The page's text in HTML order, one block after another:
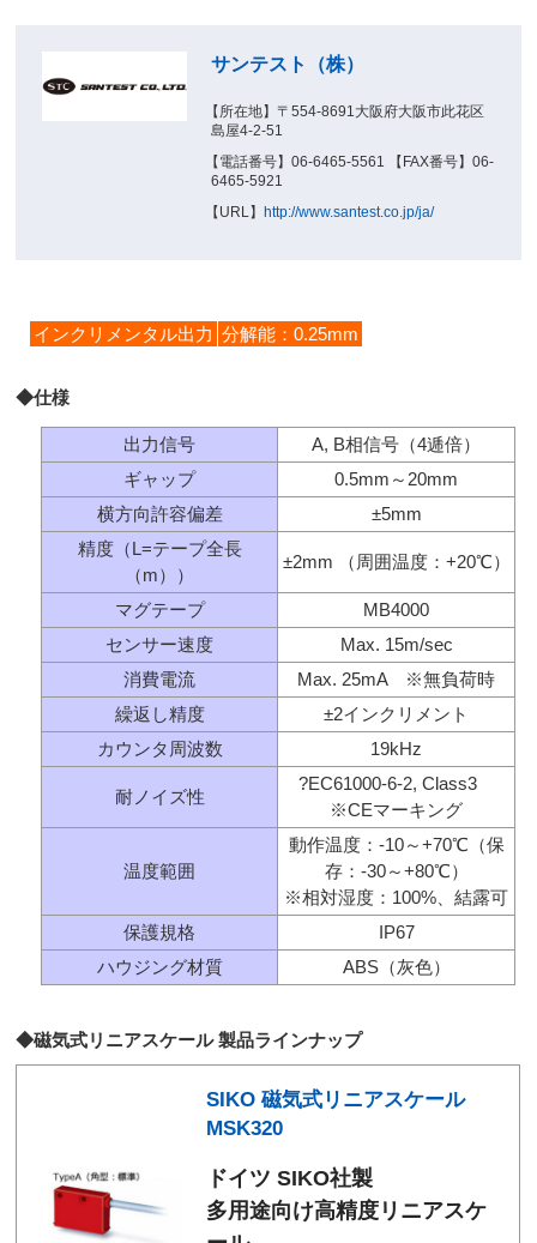
サンテスト（株）
【所在地】〒554-8691大阪府大阪市此花区
島屋4-2-51
【電話番号】06-6465-5561 【FAX番号】06-
6465-5921
【URL】
http://www.santest.co.jp/ja/
インクリメンタル出力 分解能：0.25mm
◆仕様
出力信号
A, B相信号（4逓倍）
ギャップ
0.5mm～20mm
横方向許容偏差
±5mm
精度（L=テープ全長
（m））
±2mm （周囲温度：+20℃）
マグテープ
MB4000
センサー速度
Max. 15m/sec
消費電流
Max. 25mA ※無負荷時
繰返し精度
±2インクリメント
カウンタ周波数
19kHz
耐ノイズ性
?EC61000-6-2, Class3
※CEマーキング
温度範囲
動作温度：-10～+70℃（保
存：-30～+80℃）
※相対湿度：100%、結露可
保護規格
IP67
ハウジング材質
ABS（灰色）
◆磁気式リニアスケール 製品ラインナップ
SIKO 磁気式リニアスケール
MSK320
ドイツ SIKO社製
多用途向け高精度リニアスケ